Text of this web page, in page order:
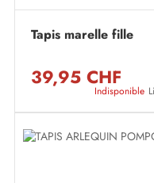
Tapis marelle fille
39,95 CHF
Indisponible